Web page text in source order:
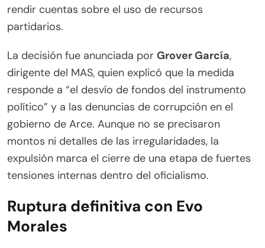
rendir cuentas sobre el uso de recursos
partidarios.
La decisión fue anunciada por Grover García,
dirigente del MAS, quien explicó que la medida
responde a “el desvío de fondos del instrumento
político” y a las denuncias de corrupción en el
gobierno de Arce. Aunque no se precisaron
montos ni detalles de las irregularidades, la
expulsión marca el cierre de una etapa de fuertes
tensiones internas dentro del oficialismo.
Ruptura definitiva con Evo
Morales